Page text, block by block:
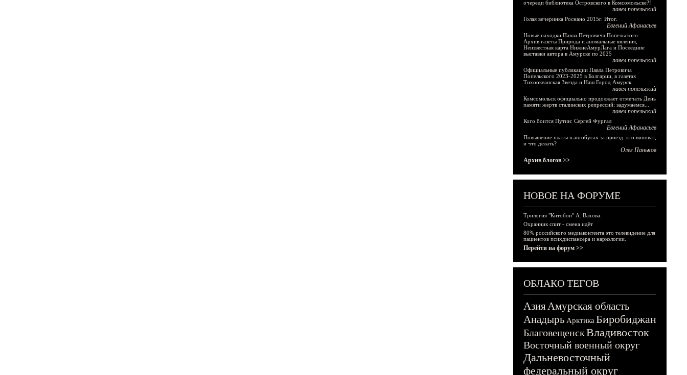
очереди библиотека Островского в Комсомольске?!
павел попельский
Голая вечеринка Роснано 2015г. Итог.
Евгений Афанасьев
Новые находки Павла Петровича Попельского:
Архив газеты Природа и аномальные явления,
Неизвестная карта НижнеАмурЛага и Последние
выставки автора в Амурске по 2025
павел попельский
Официальные публикации Павла Петровича
Попельского 2023-2025 в Болгарии, в газетах
Тихоокеанская Звезда и Наш Город Амурск
павел попельский
Комсомольск официально продолжает отмечать День
памяти жертв сталинских репрессий: задумаемся...
павел попельский
Кого боится Путин: Сергей Фургал
Евгений Афанасьев
Повышение платы в автобусах за проезд: кто виноват,
и что делать?
Олег Паньков
Архив блогов >>
НОВОЕ НА ФОРУМЕ
Трилогия "Китобои" А. Вахова.
Охранник спит - смена идёт
80% российского медиаконтента это телевидение для
пациентов психдиспансера и наркологии.
Перейти на форум >>
ОБЛАКО ТЕГОВ
АзияАмурская область
Анадырь Арктика Биробиджан
БлаговещенскВладивосток
Восточный военный округ
Дальневосточный
федеральный округ